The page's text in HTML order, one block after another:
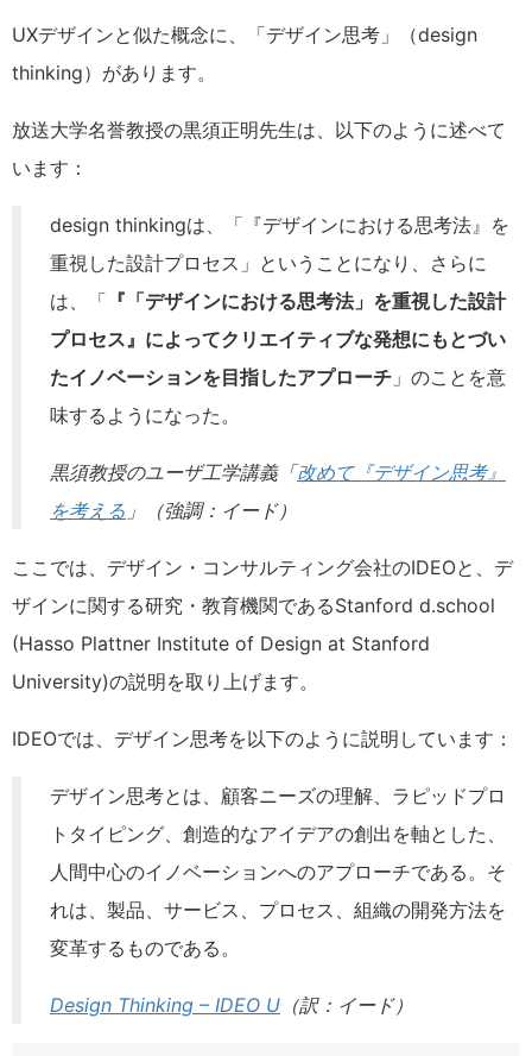
UXデザインと似た概念に、「デザイン思考」（design
thinking）があります。
放送大学名誉教授の黒須正明先生は、以下のように述べて
います：
design thinkingは、「『デザインにおける思考法』を
重視した設計プロセス」ということになり、さらに
は、「 『「デザインにおける思考法」を重視した設計
プロセス』によってクリエイティブな発想にもとづい
たイノベーションを目指したアプローチ 」のことを意
味するようになった。
黒須教授のユーザ工学講義「改めて『デザイン思考』
を考える 」（強調：イード）
ここでは、デザイン・コンサルティング会社のIDEOと、デ
ザインに関する研究・教育機関であるStanford d.school
(Hasso Plattner Institute of Design at Stanford
University)の説明を取り上げます。
IDEOでは、デザイン思考を以下のように説明しています：
デザイン思考とは、顧客ニーズの理解、ラピッドプロ
トタイピング、創造的なアイデアの創出を軸とした、
人間中心のイノベーションへのアプローチである。そ
れは、製品、サービス、プロセス、組織の開発方法を
変革するものである。
Design Thinking – IDEO U （訳：イード）